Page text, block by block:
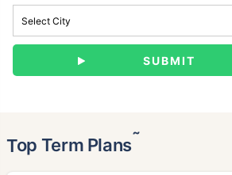
Top Term Plans˜